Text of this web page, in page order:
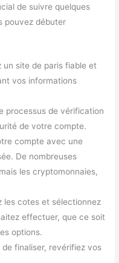
de suivre quelques
pouvez débuter
un site de paris fiable et
vos informations
processus de vérification
de votre compte.
compte avec une
De nombreuses
les cryptomonnaies,
les cotes et sélectionnez
effectuer, que ce soit
options.
de finaliser, revérifiez vos